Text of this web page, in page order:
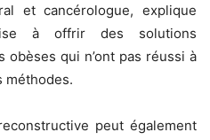
et cancérologue, explique
à offrir des solutions
qui n’ont pas réussi à
méthodes.
peut également